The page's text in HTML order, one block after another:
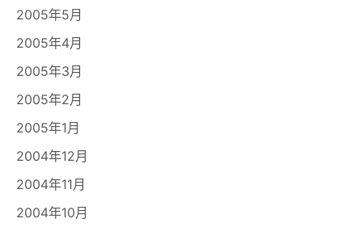
2005年5月
2005年4月
2005年3月
2005年2月
2005年1月
2004年12月
2004年11月
2004年10月